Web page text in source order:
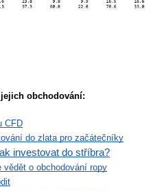
obchodování:
CFD
do zlata pro začátečníky
investovat do stříbra?
o obchodování ropy